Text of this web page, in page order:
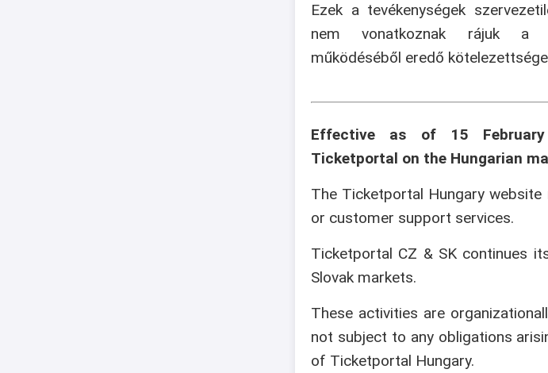
Ezek a tevékenységek
nem vonatkoznak rájuk a
működéséből eredő
Effective as of 15
Ticketportal on the Hungarian
The Ticketportal Hungary
or customer support services.
Ticketportal CZ & SK continues
Slovak markets.
These activities are
not subject to any obligations
of Ticketportal Hungary.